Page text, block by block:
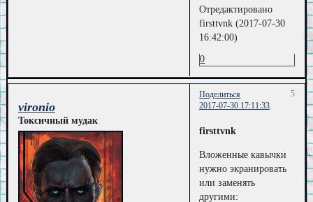
Отредактировано
firsttvnk (2017-07-30
16:42:00)
0
Поделиться
5
2017-07-30 17:11:33
vironio
Токсичный мудак
firsttvnk
Вложенные кавычки
нужно экранировать
или заменять
другими: